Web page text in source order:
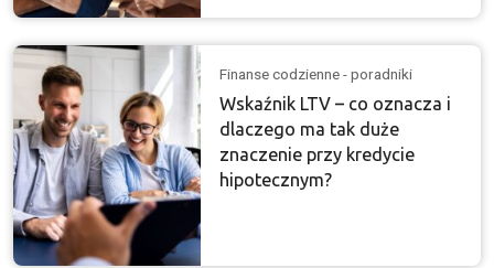
Finanse codzienne - poradniki
Wskaźnik LTV – co oznacza i
dlaczego ma tak duże
znaczenie przy kredycie
hipotecznym?